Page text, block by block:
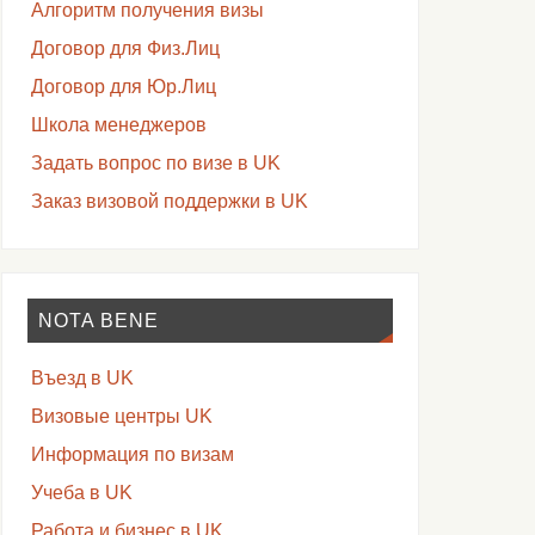
Алгоритм получения визы
Договор для Физ.Лиц
Договор для Юр.Лиц
Школа менеджеров
Задать вопрос по визе в UK
Заказ визовой поддержки в UK
NOTA BENE
Въезд в UK
Визовые центры UK
Информация по визам
Учеба в UK